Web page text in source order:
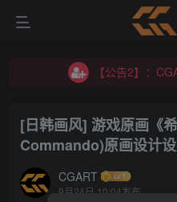
【公告2】：
【公告2】：
[日韩画风] 游戏原画《
Commando)原画设计
CGART
9月24日 10:04发布